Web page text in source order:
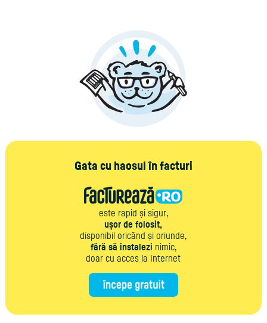
Gata cu haosul în facturi
este rapid și sigur,
ușor de folosit,
disponibil oricând și oriunde,
fără să instalezi nimic,
doar cu acces la Internet